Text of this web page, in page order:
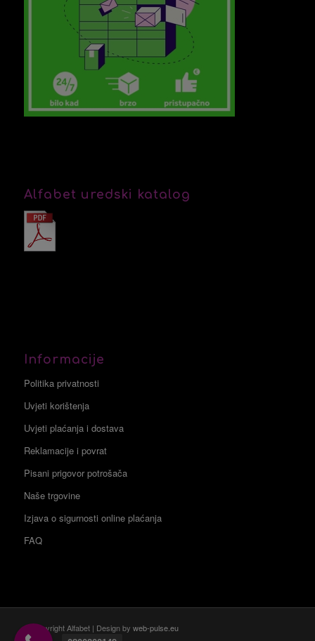
Alfabet uredski katalog
Informacije
Politika privatnosti
Uvjeti korištenja
Uvjeti plaćanja i dostava
Reklamacije i povrat
Pisani prigovor potrošača
Naše trgovine
Izjava o sigurnosti online plaćanja
FAQ
© Copyright Alfabet | Design by web-pulse.eu